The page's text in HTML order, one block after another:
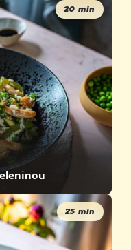
20 min
25 min